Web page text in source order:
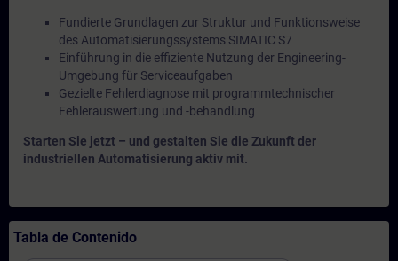
Fundierte Grundlagen zur Struktur und Funktionsweise
des Automatisierungssystems SIMATIC S7
Einführung in die effiziente Nutzung der Engineering-
Umgebung für Serviceaufgaben
Gezielte Fehlerdiagnose mit programmtechnischer
Fehlerauswertung und -behandlung
Starten Sie jetzt – und gestalten Sie die Zukunft der
industriellen Automatisierung aktiv mit.
Tabla de Contenido